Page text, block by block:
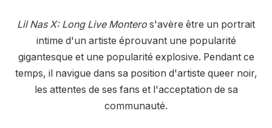
Lil Nas X: Long Live Montero s'avère être un portrait
intime d'un artiste éprouvant une popularité
gigantesque et une popularité explosive. Pendant ce
temps, il navigue dans sa position d'artiste queer noir,
les attentes de ses fans et l'acceptation de sa
communauté.